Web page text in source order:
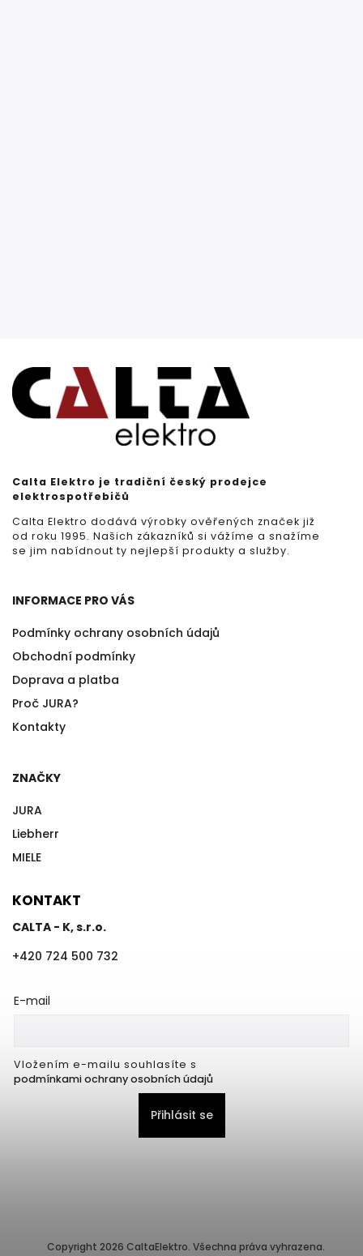
Calta Elektro je tradiční český prodejce
elektrospotřebičů
Calta Elektro dodává výrobky ověřených značek již
od roku 1995. Našich zákazníků si vážíme a snažíme
se jim nabídnout ty nejlepší produkty a služby.
INFORMACE PRO VÁS
Podmínky ochrany osobních údajů
Obchodní podmínky
Doprava a platba
Proč JURA?
Kontakty
ZNAČKY
JURA
Liebherr
MIELE
KONTAKT
CALTA - K, s.r.o.
+420 724 500 732
E-mail
Vložením e-mailu souhlasíte s
podmínkami ochrany osobních údajů
Přihlásit se
Copyright 2026 CaltaElektro. Všechna práva vyhrazena.